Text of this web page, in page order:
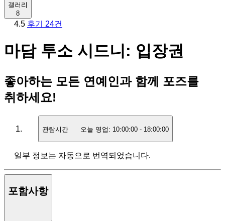
갤러리
8
4.5 후기 24건
마담 투소 시드니: 입장권
좋아하는 모든 연예인과 함께 포즈를
취하세요!
관람시간 오늘 영업: 10:00:00 - 18:00:00
일부 정보는 자동으로 번역되었습니다.
포함사항